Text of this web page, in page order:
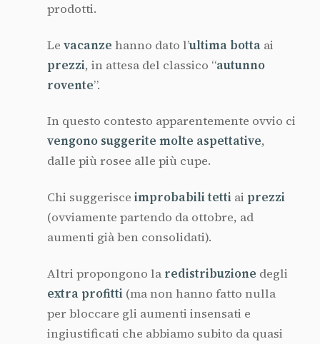
prodotti.
Le vacanze hanno dato l’ultima botta ai
prezzi, in attesa del classico “autunno
rovente”.
In questo contesto apparentemente ovvio ci
vengono suggerite molte aspettative,
dalle più rosee alle più cupe.
Chi suggerisce improbabili tetti ai prezzi
(ovviamente partendo da ottobre, ad
aumenti già ben consolidati).
Altri propongono la redistribuzione degli
extra profitti (ma non hanno fatto nulla
per bloccare gli aumenti insensati e
ingiustificati che abbiamo subito da quasi